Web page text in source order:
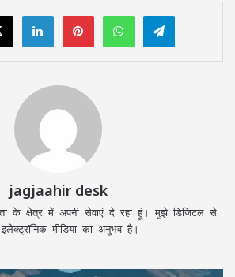
LinkedInPinterestWhatsAppTelegram
jagjaahir desk
के क्षेत्र में अपनी सेवाएं दे रहा हूं। मुझे डिजिटल से
मीडिया का अनुभव है।